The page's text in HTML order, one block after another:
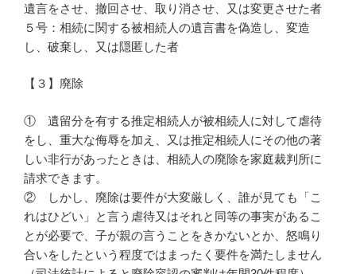
遺言をさせ、撤回させ、取り消させ、又は変更させた者
５号：相続に関する被相続人の遺言書を偽造し、変造
し、破棄し、又は隠匿した者
【３】廃除
① 遺留分を有する推定相続人が被相続人に対して虐待
をし、重大な侮辱を加え、又は推定相続人にその他の著
しい非行があったときは、相続人の廃除を家庭裁判所に
請求できます。
② しかし、廃除は要件が大変厳しく、誰が見ても「こ
れはひどい」と言う虐待又はそれと同等の事実があるこ
とが必要で、子が親の言うことをきかないとか、怒鳴り
合いをしたという程度ではまったく要件を満たしません